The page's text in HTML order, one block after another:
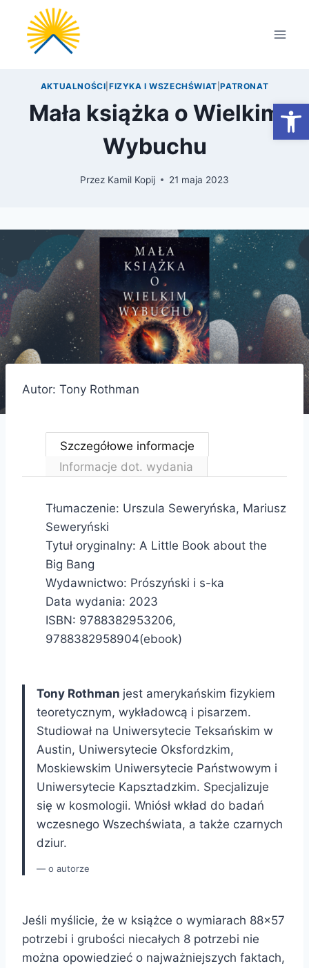
Przejdź
treści
AKTUALNOŚCI FIZYKA I WSZECHŚWIAT |PATRONAT
Mała książka o Wielkim
Wybuchu
Przez Kamil Kopij 21 maja 2023
Autor: Tony Rothman
Szczegółowe informacje
Informacje dot. wydania
Tłumaczenie: Urszula Seweryńska, Mariusz
Seweryński
Tytuł oryginalny: A Little Book about the
Big Bang
Wydawnictwo: Prószyński i s-ka
Data wydania: 2023
ISBN: 9788382953206,
9788382958904(ebook)
Tony Rothman jest amerykańskim fizykiem
teoretycznym, wykładowcą i pisarzem.
Studiował na Uniwersytecie Teksańskim w
Austin, Uniwersytecie Oksfordzkim,
Moskiewskim Uniwersytecie Państwowym i
Uniwersytecie Kapsztadzkim. Specjalizuje
się w kosmologii. Wniósł wkład do badań
wczesnego Wszechświata, a także czarnych
dziur.
o autorze
Jeśli myślicie, że w książce o wymiarach 88×57
potrzebi i grubości niecałych 8 potrzebi nie
można opowiedzieć o najważniejszych faktach,